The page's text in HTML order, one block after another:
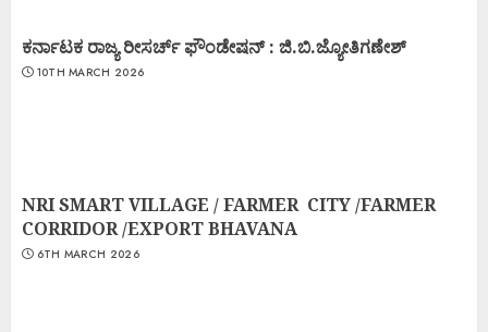
ಕರ್ನಾಟಕ ರಾಜ್ಯ ರೀಸರ್ಚ್ ಫೌಂಡೇಷನ್ : ಜಿ.ಬಿ.ಜ್ಯೋತಿಗಣೇಶ್
10TH MARCH 2026
NRI SMART VILLAGE / FARMER CITY /FARMER
CORRIDOR /EXPORT BHAVANA
6TH MARCH 2026